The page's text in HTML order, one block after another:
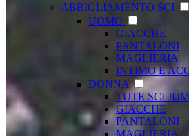
ABBIGLIAMENTO SCI
UOMO
GIACCHE
PANTALONI
MAGLIERIA
INTIMO E
DONNA
TUTE SCI
GIACCHE
PANTALONI
MAGLIERIA